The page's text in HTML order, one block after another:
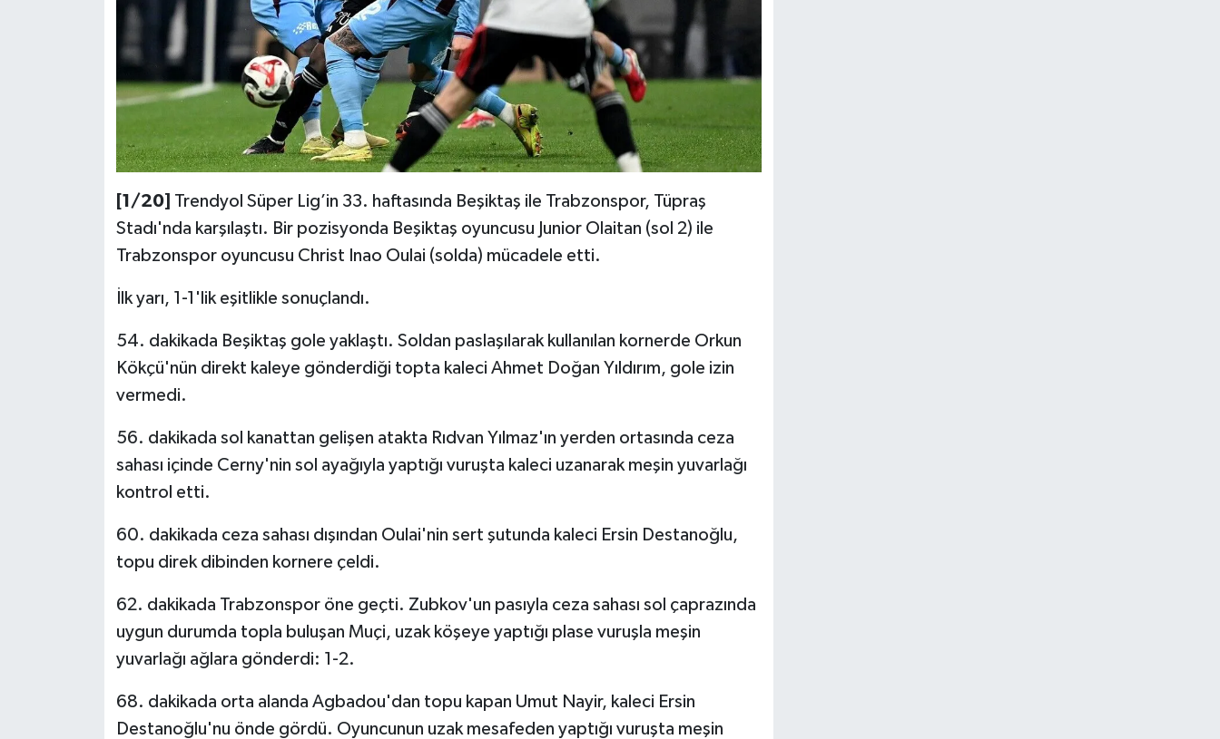
[1/20] Trendyol Süper Lig’in 33. haftasında Beşiktaş ile Trabzonspor, Tüpraş
Stadı'nda karşılaştı. Bir pozisyonda Beşiktaş oyuncusu Junior Olaitan (sol 2) ile
Trabzonspor oyuncusu Christ Inao Oulai (solda) mücadele etti.
İlk yarı, 1-1'lik eşitlikle sonuçlandı.
54. dakikada Beşiktaş gole yaklaştı. Soldan paslaşılarak kullanılan kornerde Orkun
Kökçü'nün direkt kaleye gönderdiği topta kaleci Ahmet Doğan Yıldırım, gole izin
vermedi.
56. dakikada sol kanattan gelişen atakta Rıdvan Yılmaz'ın yerden ortasında ceza
sahası içinde Cerny'nin sol ayağıyla yaptığı vuruşta kaleci uzanarak meşin yuvarlağı
kontrol etti.
60. dakikada ceza sahası dışından Oulai'nin sert şutunda kaleci Ersin Destanoğlu,
topu direk dibinden kornere çeldi.
62. dakikada Trabzonspor öne geçti. Zubkov'un pasıyla ceza sahası sol çaprazında
uygun durumda topla buluşan Muçi, uzak köşeye yaptığı plase vuruşla meşin
yuvarlağı ağlara gönderdi: 1-2.
68. dakikada orta alanda Agbadou'dan topu kapan Umut Nayir, kaleci Ersin
Destanoğlu'nu önde gördü. Oyuncunun uzak mesafeden yaptığı vuruşta meşin